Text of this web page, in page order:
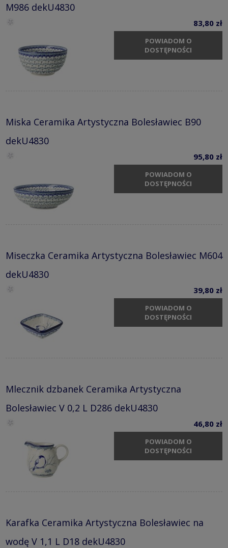
M986 dekU4830
83,80 zł
POWIADOM O
DOSTĘPNOŚCI
Miska Ceramika Artystyczna Bolesławiec B90
dekU4830
95,80 zł
POWIADOM O
DOSTĘPNOŚCI
Miseczka Ceramika Artystyczna Bolesławiec M604
dekU4830
39,80 zł
POWIADOM O
DOSTĘPNOŚCI
Mlecznik dzbanek Ceramika Artystyczna
Bolesławiec V 0,2 L D286 dekU4830
46,80 zł
POWIADOM O
DOSTĘPNOŚCI
Karafka Ceramika Artystyczna Bolesławiec na
wodę V 1,1 L D18 dekU4830